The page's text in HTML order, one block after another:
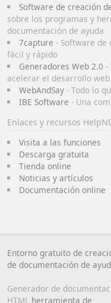
Software de creación
sobre los programas y
documentación de ayuda
7capture - Software de
fácil y rápido
Generadores Web 2.0 -
acelerar el desarrollo web
WebAndSay- Todo lo
IBE Software - Una
Enlaces y recursos
Visita a las funciones
Descarga gratuita
Tienda online
Noticias y artículos
Documentación online
Entorno gratuito de
de documentación de
Generador de
HTML herramienta de